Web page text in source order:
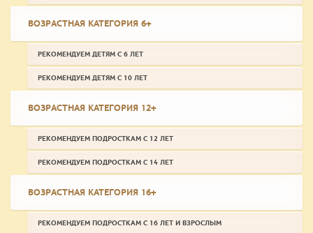
ВОЗРАСТНАЯ КАТЕГОРИЯ 6+
РЕКОМЕНДУЕМ ДЕТЯМ С 6 ЛЕТ
РЕКОМЕНДУЕМ ДЕТЯМ С 10 ЛЕТ
ВОЗРАСТНАЯ КАТЕГОРИЯ 12+
РЕКОМЕНДУЕМ ПОДРОСТКАМ С 12 ЛЕТ
РЕКОМЕНДУЕМ ПОДРОСТКАМ С 14 ЛЕТ
ВОЗРАСТНАЯ КАТЕГОРИЯ 16+
РЕКОМЕНДУЕМ ПОДРОСТКАМ С 16 ЛЕТ И ВЗРОСЛЫМ